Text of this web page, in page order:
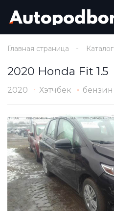
Главная страница Каталог
2020 Honda Fit 1.5
2020 Хэтчбек бензин